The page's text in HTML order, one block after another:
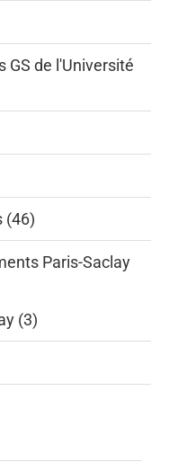
GS de l'Université
(46)
Paris-Saclay
(3)